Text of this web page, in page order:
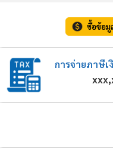
ซื้อข้อมู
การจ่ายภาษีเ